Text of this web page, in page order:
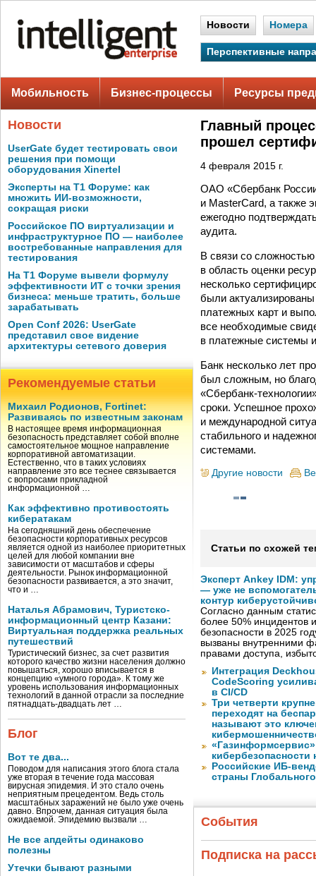
Новости Номера
Перспективные
Мобильность Бизнес-процессы Ресурсы
Новости
UserGate будет тестировать свои
решения при помощи
оборудования Xinertel
Эксперты на Т1 Форуме: как
множить ИИ-возможности,
сокращая риски
Российское ПО виртуализации и
инфраструктурное ПО — наиболее
востребованные направления для
тестирования
На Т1 Форуме вывели формулу
эффективности ИТ с точки зрения
бизнеса: меньше тратить, больше
зарабатывать
Open Conf 2026: UserGate
представил свое видение
архитектуры сетевого доверия
Рекомендуемые статьи
Михаил Родионов, Fortinet:
Развиваясь по известным законам
В настоящее время информационная
безопасность представляет собой вполне
самостоятельное мощное направление
корпоративной автоматизации.
Естественно, что в таких условиях
направление это все теснее связывается
с вопросами прикладной
информационной …
Как эффективно противостоять
кибератакам
На сегодняшний день обеспечение
безопасности корпоративных ресурсов
является одной из наиболее приоритетных
целей для любой компании вне
зависимости от масштабов и сферы
деятельности. Рынок информационной
безопасности развивается, а это значит,
что и …
Наталья Абрамович, Туристско-
информационный центр Казани:
Виртуальная поддержка реальных
путешествий
Туристический бизнес, за счет развития
которого качество жизни населения должно
повышаться, хорошо вписывается в
концепцию «умного города». К тому же
уровень использования информационных
технологий в данной отрасли за последние
пятнадцать-двадцать лет …
Блог
Вот те два...
Поводом для написания этого блога стала
уже вторая в течение года массовая
вирусная эпидемия. И это стало очень
неприятным прецедентом. Ведь столь
масштабных заражений не было уже очень
давно. Впрочем, данная ситуация была
ожидаемой. Эпидемию вызвали …
Не все апдейты одинаково
полезны
Утечки бывают разными
Главный
прошел
4 февраля 2015 г.
ОАО «Сбербанк
и MasterCard, а также
ежегодно
аудита.
В связи со
в область оценки
несколько
были
платежных карт и
все необходимые
в платежные системы
Банк несколько лет
был сложным, но
«Сбербанк-
сроки. Успешное
и международной
стабильного и
системами.
Другие новости
Статьи по схожей
Эксперт Ankey IDM:
— уже не
контур
Согласно данным
более 50% инцидентов
безопасности в 2025
вызваны внутренними
правами доступа,
Интеграция
CodeScoring
в CI/CD
Три четверти
переходят на
называют это
Российские ИБ-
страны
События
Подписка на